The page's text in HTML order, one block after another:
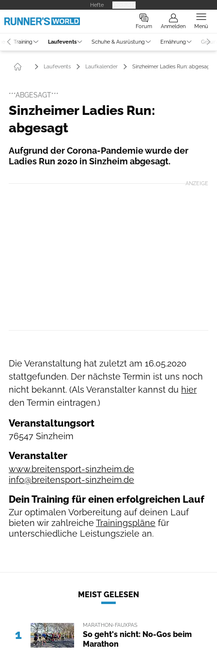
Hefte
Forum Anmelden Menü
Training Laufevents Schuhe & Ausrüstung Ernährung
Laufevents Laufkalender Sinzheimer Ladies Run: abgesagt
***ABGESAGT***
Sinzheimer Ladies Run:
abgesagt
Aufgrund der Corona-Pandemie wurde der
Ladies Run 2020 in Sinzheim abgesagt.
ANZEIGE
Die Veranstaltung hat zuletzt am 16.05.2020
stattgefunden. Der nächste Termin ist uns noch
nicht bekannt. (Als Veranstalter kannst du hier
den Termin eintragen.)
Veranstaltungsort
76547 Sinzheim
Veranstalter
www.breitensport-sinzheim.de
info@breitensport-sinzheim.de
Dein Training für einen erfolgreichen Lauf
Zur optimalen Vorbereitung auf deinen Lauf
bieten wir zahlreiche Trainingspläne für
unterschiedliche Leistungsziele an.
MEIST GELESEN
1
MARATHON-FAUXPAS
So geht's nicht: No-Gos beim
Marathon